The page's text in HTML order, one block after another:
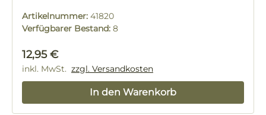
Artikelnummer: 41820
Verfügbarer Bestand: 8
Regulärer Preis:
12,95 €
inkl. MwSt. zzgl. Versandkosten
In den Warenkorb